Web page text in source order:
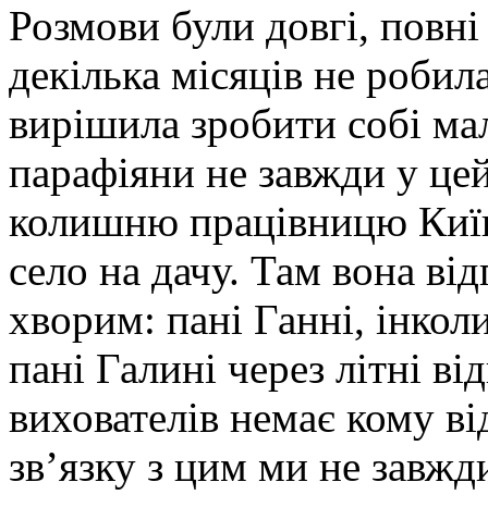
Розмови були довгі,
декілька місяців не
вирішила зробити собі
парафіяни не завжди у
колишню працівницю
село на дачу. Там вона
хворим: пані Ганні,
пані Галині через літні
вихователів немає кому
зв’язку з цим ми не